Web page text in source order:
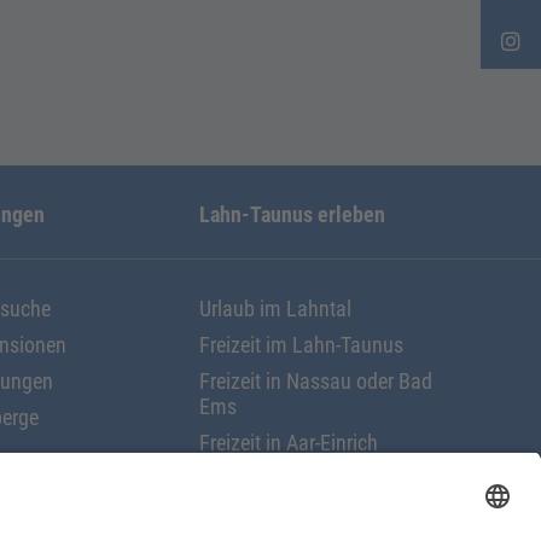
Lahn-Taunus erleben
Urlaub im Lahntal
Freizeit im Lahn-Taunus
Freizeit in Nassau oder Bad
Ems
Freizeit in Aar-Einrich